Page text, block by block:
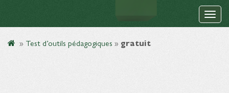
» Test d’outils pédagogiques » gratuit